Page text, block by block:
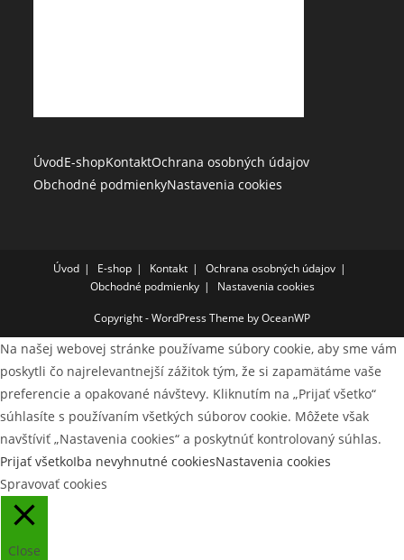
ÚvodE-shopKontaktOchrana osobných údajov
Obchodné podmienkyNastavenia cookies
Úvod E-shop Kontakt
Ochrana osobných údajov
Obchodné podmienky
Nastavenia cookies
Copyright - WordPress Theme by OceanWP
Na našej webovej stránke používame súbory cookie, aby sme vám
poskytli čo najrelevantnejší zážitok tým, že si zapamätáme vaše
preferencie a opakované návštevy. Kliknutím na „Prijať všetko“
súhlasíte s používaním všetkých súborov cookie. Môžete však
navštíviť „Nastavenia cookies“ a poskytnúť kontrolovaný súhlas.
Prijať všetkoIba nevyhnutné cookiesNastavenia cookies
Spravovať cookies
Close